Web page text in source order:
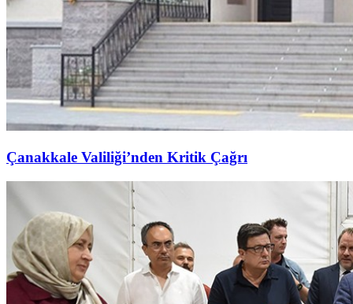
Çanakkale Valiliği’nden Kritik Çağrı